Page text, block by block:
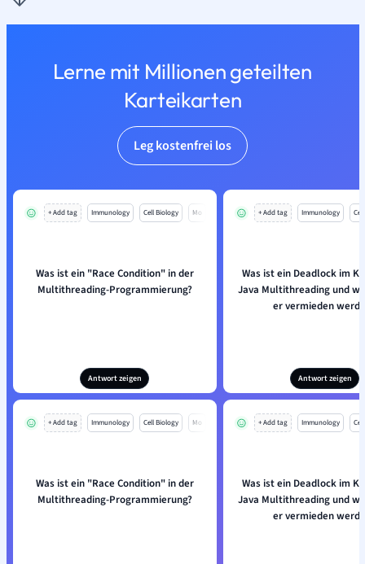
Lerne mit Millionen geteilten
Karteikarten
Leg kostenfrei los
+ Add tag Immunology Cell Biology Mo
Was ist ein "Race Condition" in der
Multithreading-Programmierung?
Antwort zeigen
+ Add tag Immunology
Was ist ein Deadlock im
Java Multithreading und
er vermieden
Antwort zeigen
+ Add tag Immunology Cell Biology Mo
Was ist ein "Race Condition" in der
Multithreading-Programmierung?
+ Add tag Immunology
Was ist ein Deadlock im
Java Multithreading und
er vermieden